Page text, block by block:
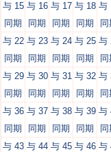
与 15
同期
与 16
同期
与 17
同期
与 18
同期
与
同
与 22
同期
与 23
同期
与 24
同期
与 25
同期
与
同
与 29
同期
与 30
同期
与 31
同期
与 32
同期
与
同
与 36
同期
与 37
同期
与 38
同期
与 39
同期
与
同
与 43 与 44 与 45 与 46 与